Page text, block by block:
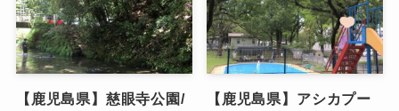
【鹿児島県】慈眼寺公園/
【鹿児島県】アシカプー